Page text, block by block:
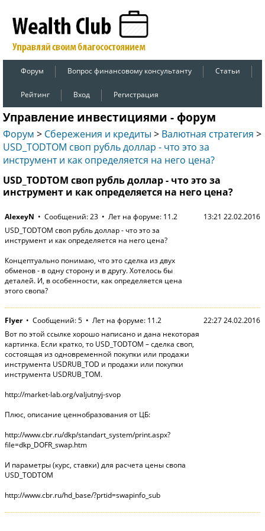
Форум Вопрос финансовому консультанту Статьи
Рейтинг Вход Регистрация
Управление инвестициями - форум
Форум > Сбережения и кредиты > Валютная стратегия >
USD_TODTOM своп рубль доллар - что это за
инструмент и как определяется на него цена?
USD_TODTOM своп рубль доллар - что это за
инструмент и как определяется на него цена?
AlexeyN • Сообщений: 23 • Лет на форуме: 11.2
13:21 22.02.2016
USD_TODTOM своп рубль доллар - что это за
инструмент и как определяется на него цена?
Концептуально понимаю, что это сделка из двух
обменов - в одну сторону и в другу. Хотелось бы
деталей. И, в особенности, как определяется цена
этого свопа?
Flyer • Сообщений: 5 • Лет на форуме: 11.2
22:27 24.02.2016
Вот по этой ссылке хорошо написано и дана некоторая
картинка. Если кратко, то USD_TODTOM – сделка своп,
состоящая из одновременной покупки или продажи
инструмента USDRUB_TOD и продажи или покупки
инструмента USDRUB_TOM.
http://market-lab.org/valjutnyj-svop
Плюс, описание ценнобразования от ЦБ:
http://www.cbr.ru/dkp/standart_system/print.aspx?
file=dkp_DOFR_swap.htm
И параметры (курс, ставки) для расчета цены свопа
USD_TODTOM
http://www.cbr.ru/hd_base/?prtid=swapinfo_sub